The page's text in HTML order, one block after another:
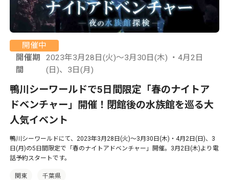
開催中
開催期
間
2023年3月28日(火)～3月30日(木) ・4月2日
(日)、3日(月)
鴨川シーワールドで5日間限定「春のナイトア
ドベンチャー」開催！閉館後の水族館を巡る大
人気イベント
鴨川シーワールドにて、2023年3月28日(火)～3月30日(木)・4月2日(日)、3
日(月)の5日間限定で「春のナイトアドベンチャー」開催。3月2日(木)より電
話予約スタートです。
関東 千葉県